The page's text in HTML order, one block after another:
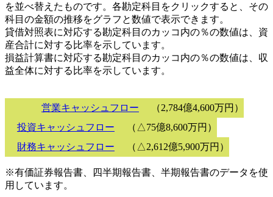
を並べ替えたものです。各勘定科目をクリックすると、その
科目の金額の推移をグラフと数値で表示できます。
貸借対照表に対応する勘定科目のカッコ内の％の数値は、資
産合計に対する比率を示しています。
損益計算書に対応する勘定科目のカッコ内の％の数値は、収
益全体に対する比率を示しています。
営業キャッシュフロー
（2,784億4,600万円）
投資キャッシュフロー
（△75億8,600万円）
財務キャッシュフロー
（△2,612億5,900万円）
※有価証券報告書、四半期報告書、半期報告書のデータを使
用しています。